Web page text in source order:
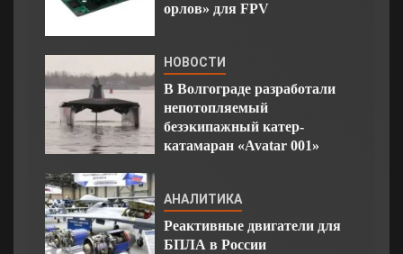
орлов» для FPV
НОВОСТИ
В Волгограде разработали
непотопляемый
безэкипажный катер-
катамаран «Avatar 001»
АНАЛИТИКА
Реактивные двигатели для
БПЛА в России